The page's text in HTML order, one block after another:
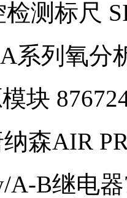
测标尺
系列氧分
块
森AIR
A-B继电